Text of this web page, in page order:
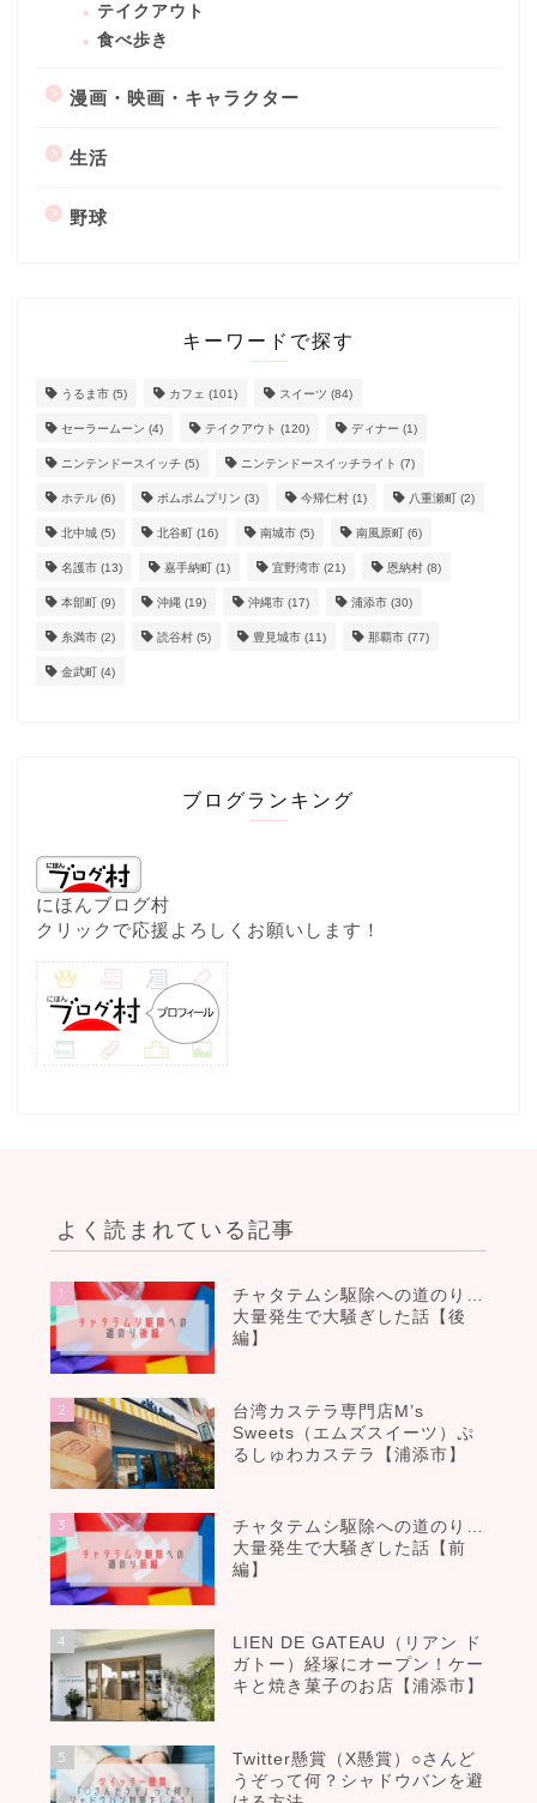
テイクアウト
食べ歩き
漫画・映画・キャラクター
生活
野球
キーワードで探す
うるま市 (5) カフェ (101) スイーツ (84)
セーラームーン (4) テイクアウト (120) ディナー (1)
ニンテンドースイッチ (5) ニンテンドースイッチライト (7)
ホテル (6) ポムポムプリン (3) 今帰仁村 (1) 八重瀬町 (2)
北中城 (5) 北谷町 (16) 南城市 (5) 南風原町 (6)
名護市 (13) 嘉手納町 (1) 宜野湾市 (21) 恩納村 (8)
本部町 (9) 沖縄 (19) 沖縄市 (17) 浦添市 (30)
糸満市 (2) 読谷村 (5) 豊見城市 (11) 那覇市 (77)
金武町 (4)
ブログランキング
にほんブログ村
クリックで応援よろしくお願いします！
よく読まれている記事
1
チャタテムシ駆除への道のり…
大量発生で大騒ぎした話【後
編】
2
台湾カステラ専門店M’s
Sweets（エムズスイーツ）ぷ
るしゅわカステラ【浦添市】
3
チャタテムシ駆除への道のり…
大量発生で大騒ぎした話【前
編】
4
LIEN DE GATEAU（リアン ド
ガトー）経塚にオープン！ケー
キと焼き菓子のお店【浦添市】
5
Twitter懸賞（X懸賞）○さんど
うぞって何？シャドウバンを避